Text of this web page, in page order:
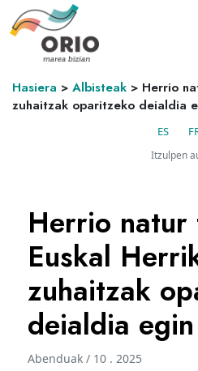
Hasiera > Albisteak > Herrio
zuhaitzak oparitzeko deialdia
ES
Itzulpen
Herrio natur
Euskal
zuhaitzak
deialdia
Abenduak / 10 . 2025